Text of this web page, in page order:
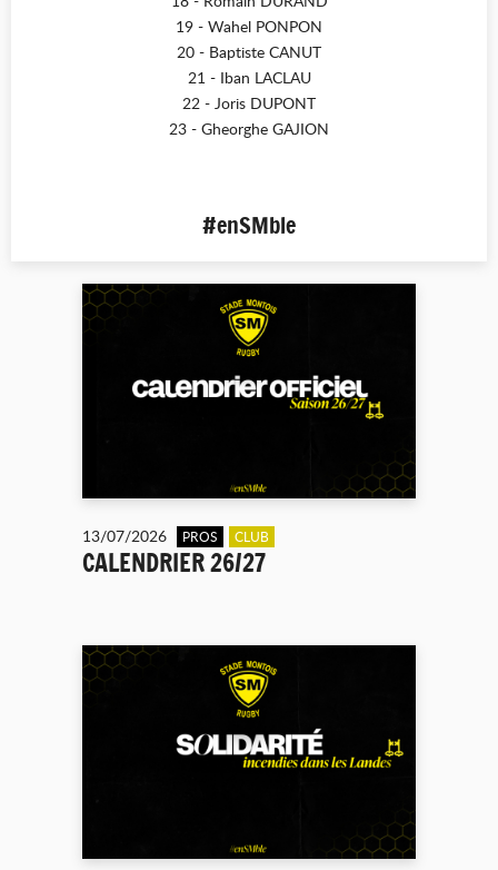
19 - Wahel PONPON
20 - Baptiste CANUT
21 - Iban LACLAU
22 - Joris DUPONT
23 - Gheorghe GAJION
#enSMble
13/07/2026 PROS CLUB
CALENDRIER 26/27